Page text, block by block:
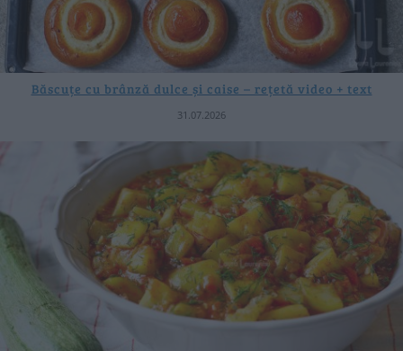
Băscuțe cu brânză dulce și caise – rețetă video + text
31.07.2026